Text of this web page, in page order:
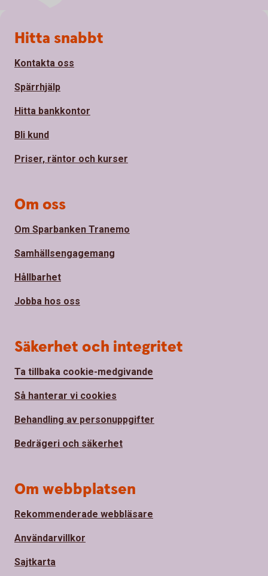
Sidfot
Hitta snabbt
Kontakta oss
Spärrhjälp
Hitta bankkontor
Bli kund
Priser, räntor och kurser
Om oss
Om Sparbanken Tranemo
Samhällsengagemang
Hållbarhet
Jobba hos oss
Säkerhet och integritet
Ta tillbaka cookie-medgivande
Så hanterar vi cookies
Behandling av personuppgifter
Bedrägeri och säkerhet
Om webbplatsen
Rekommenderade webbläsare
Användarvillkor
Sajtkarta